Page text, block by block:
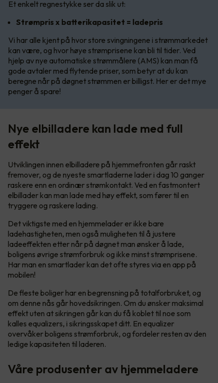
Et enkelt regnestykke ser da slik ut:
Strømpris x batterikapasitet = ladepris
Vi har alle kjent på hvor store svingningene i strømmarkedet
kan være, og hvor høye strømprisene kan bli til tider. Ved
hjelp av nye automatiske strømmålere (AMS) kan man få
gode avtaler med flytende priser, som betyr at du kan
beregne når på døgnet strømmen er billigst. Her er det mye
penger å spare!
Nye elbilladere kan lade med full
effekt
Utviklingen innen elbilladere på hjemmefronten går raskt
fremover, og de nyeste smartladerne lader i dag 10 ganger
raskere enn en ordinær strømkontakt. Ved en fastmontert
elbillader kan man lade med høy effekt, som fører til en
tryggere og raskere lading.
Det viktigste med en hjemmelader er ikke bare
ladehastigheten, men også muligheten til å justere
ladeeffekten etter når på døgnet man ønsker å lade,
boligens øvrige strømforbruk og ikke minst strømprisene.
Har man en smartlader kan det ofte styres via en app på
mobilen!
De fleste boliger har en begrensning på totalforbruket, og
om denne nås går hovedsikringen. Om du ønsker maksimal
effekt uten at sikringen går kan du få koblet til noe som
kalles equalizers, i sikringsskapet ditt. En equalizer
overvåker boligens strømforbruk, og fordeler resten av den
ledige kapasiteten til laderen.
Våre produsenter av hjemmeladere